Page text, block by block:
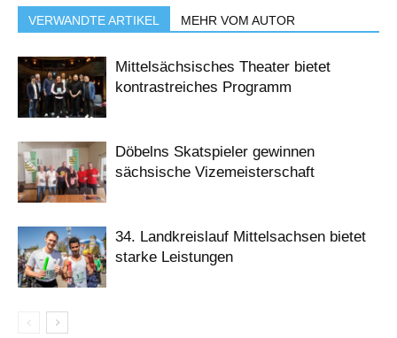
VERWANDTE ARTIKEL MEHR VOM AUTOR
Mittelsächsisches Theater bietet
kontrastreiches Programm
Döbelns Skatspieler gewinnen
sächsische Vizemeisterschaft
34. Landkreislauf Mittelsachsen bietet
starke Leistungen